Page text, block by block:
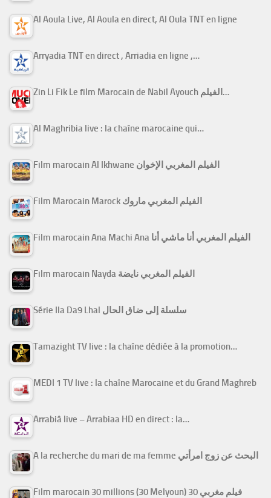
Al Aoula Live, Al Aoula en direct, Al Oula TNT en ligne
Arryadia TNT en direct , Arriadia en ligne ,…
Zin Li Fik Le film Marocain de Nabil Ayouch الفيلم…
Al Maghribia live : la chaîne marocaine qui…
Film marocain Al Ikhwane الفيلم المغربي الإخوان
Film Marocain Marock الفيلم المغربي ماروك
Film marocain Ana Machi Ana الفيلم المغربي أنا ماشي أنا
Film marocain Nayda الفيلم المغربي نايضة
Série Ila Da9 Lhal سلسلة إلى ضاق الحال
Tamazight TV live : la chaîne dédiée à la promotion…
MEDI 1 TV live : la chaîne Marocaine et du Grand Maghreb
Arrabiâ live – Arrabiaa HD en direct : la…
A la recherche du mari de ma femme البحث عن زوج امرأتي
Film marocain 30 millions (30 Melyoun) فيلم مغربي 30